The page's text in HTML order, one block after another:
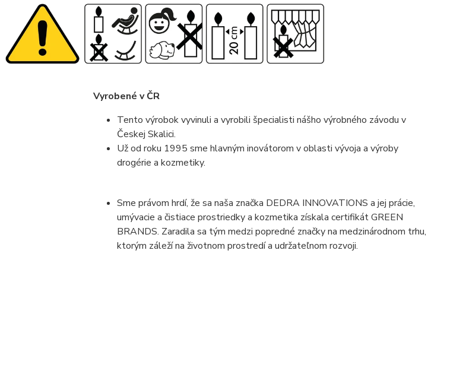
Vyrobené v ČR
Tento výrobok vyvinuli a vyrobili špecialisti nášho výrobného závodu v
Českej Skalici.
Už od roku 1995 sme hlavným inovátorom v oblasti vývoja a výroby
drogérie a kozmetiky.
Sme právom hrdí, že sa naša značka DEDRA INNOVATIONS a jej prácie,
umývacie a čistiace prostriedky a kozmetika získala certifikát GREEN
BRANDS. Zaradila sa tým medzi popredné značky na medzinárodnom trhu,
ktorým záleží na životnom prostredí a udržateľnom rozvoji.